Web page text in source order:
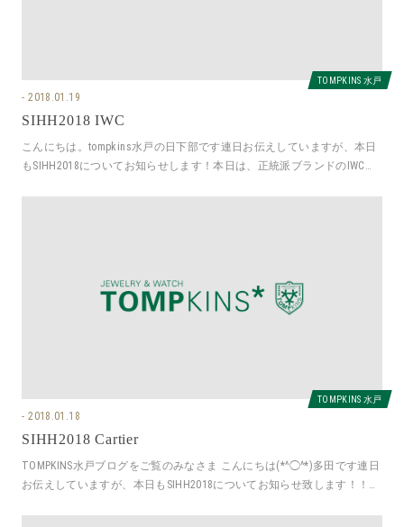
TOMPKINS 水戸
2018.01.19
SIHH2018 IWC
こんにちは。tompkins水戸の日下部です連日お伝えしていますが、本日
もSIHH2018についてお知らせします！本日は、正統派ブランドのIWCと
TOMPKINS 水戸
2018.01.18
SIHH2018 Cartier
TOMPKINS水戸ブログをご覧のみなさま こんにちは(*^◯^*)多田です連日
お伝えしていますが、本日もSIHH2018についてお知らせ致します！！本